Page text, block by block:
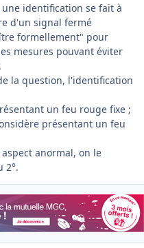
identification se fait à
d'un signal fermé
formellement" pour
mesures pouvant éviter
la question, l'identification
un feu rouge fixe ;
présentant un feu
anormal, on le
2°.